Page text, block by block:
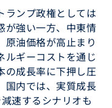
ランプ政権としては
が強い一方、中東情
原油価格が高止まり
ルギーコストを通じ
の成長率に下押し圧
国内では、実質成長
速するシナリオも